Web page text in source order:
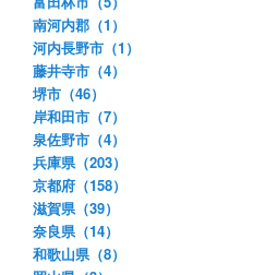
南河内郡（1）
河内長野市（1）
藤井寺市（4）
堺市（46）
岸和田市（7）
泉佐野市（4）
兵庫県（203）
京都府（158）
滋賀県（39）
奈良県（14）
和歌山県（8）